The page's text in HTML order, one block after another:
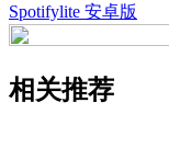
Spotifylite 安卓版
相关推荐